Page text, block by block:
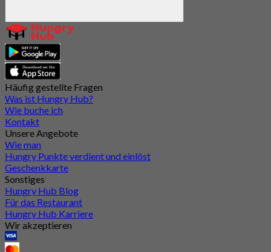
Häufig gestellte Fragen
Was ist Hungry Hub?
Wie buche ich
Kontakt
Unsere Angebote
Wie man
Hungry Punkte verdient und einlöst
Geschenkkarte
Sonstiges
Hungry Hub Blog
Für das Restaurant
Hungry Hub Karriere
Wir akzeptieren